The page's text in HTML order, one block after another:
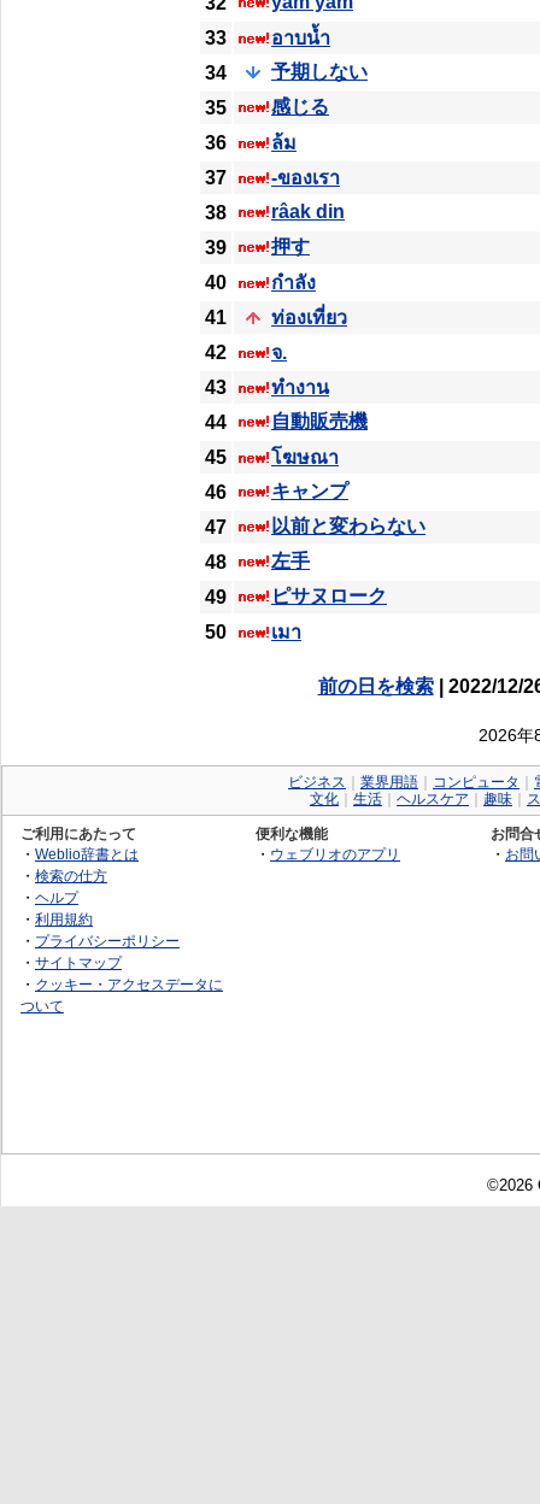
33
อาบน้ำ
34
予期しない
35
感じる
36
ล้ม
37
-ของเรา
38
râak din
39
押す
40
กำลัง
41
ท่องเที่ยว
42
จ.
43
ทำงาน
44
自動販売機
45
โฆษณา
46
キャンプ
47
以前と変わらない
48
左手
49
ピサヌローク
50
เมา
前の日を検索| 2022/12/
2026年
ビジネス 業界用語 コンピュータ
文化
生活 ヘルスケア 趣味
ご利用にあたって
・ Weblio辞書とは
・ 検索の仕方
・ ヘルプ
・ 利用規約
・ プライバシーポリシー
・ サイトマップ
・ クッキー・アクセスデータに
ついて
便利な機能
・ ウェブリオのアプリ
お問合
・ お問
©2026